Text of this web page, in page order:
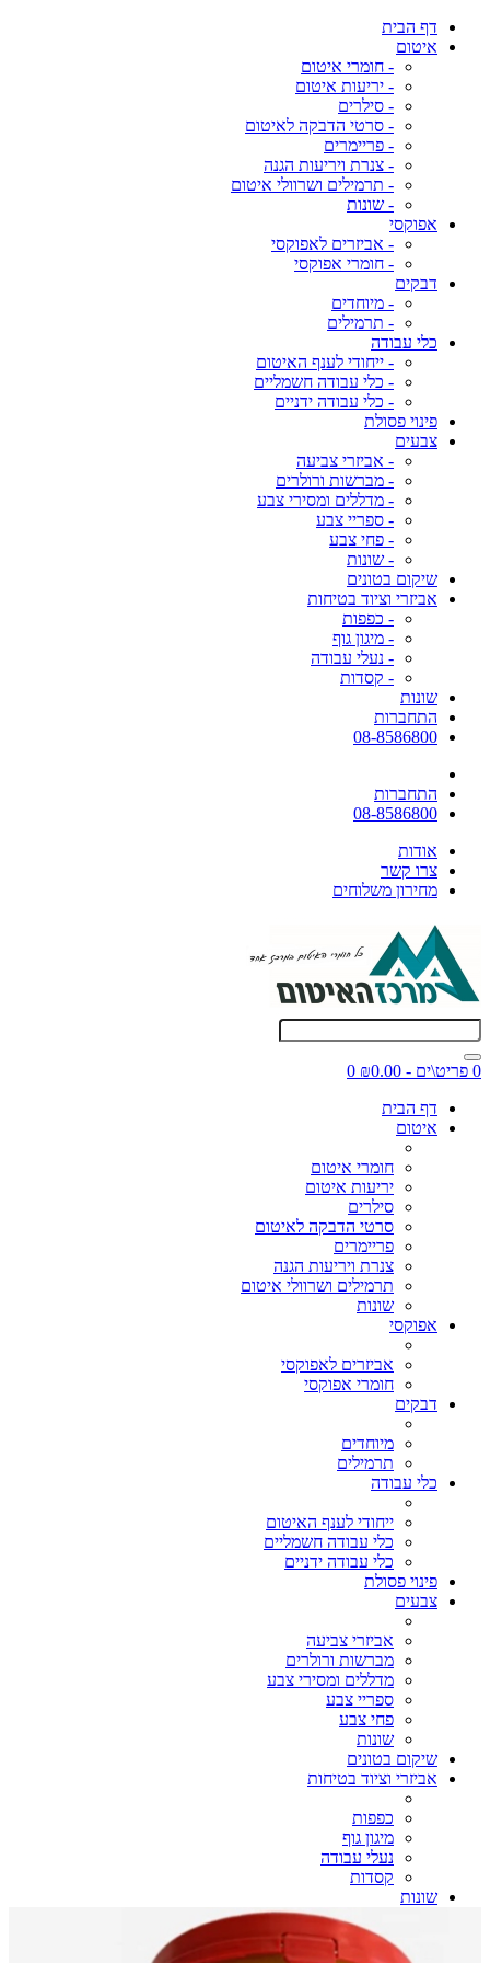
דף הבית
איטום
- חומרי איטום
- יריעות איטום
- סילרים
- סרטי הדבקה לאיטום
- פריימרים
- צנרת ויריעות הגנה
- תרמילים ושרוולי איטום
- שונות
אפוקסי
- אביזרים לאפוקסי
- חומרי אפוקסי
דבקים
- מיוחדים
- תרמילים
כלי עבודה
- ייחודי לענף האיטום
- כלי עבודה חשמליים
- כלי עבודה ידניים
פינוי פסולת
צבעים
- אביזרי צביעה
- מברשות ורולרים
- מדללים ומסירי צבע
- ספריי צבע
- פחי צבע
- שונות
שיקום בטונים
אביזרי וציוד בטיחות
- כפפות
- מיגון גוף
- נעלי עבודה
- קסדות
שונות
התחברות
08-8586800
התחברות
08-8586800
אודות
צרו קשר
מחירון משלוחים
0 פריט\ים - ₪0.00
0
דף הבית
איטום
חומרי איטום
יריעות איטום
סילרים
סרטי הדבקה לאיטום
פריימרים
צנרת ויריעות הגנה
תרמילים ושרוולי איטום
שונות
אפוקסי
אביזרים לאפוקסי
חומרי אפוקסי
דבקים
מיוחדים
תרמילים
כלי עבודה
ייחודי לענף האיטום
כלי עבודה חשמליים
כלי עבודה ידניים
פינוי פסולת
צבעים
אביזרי צביעה
מברשות ורולרים
מדללים ומסירי צבע
ספריי צבע
פחי צבע
שונות
שיקום בטונים
אביזרי וציוד בטיחות
כפפות
מיגון גוף
נעלי עבודה
קסדות
שונות